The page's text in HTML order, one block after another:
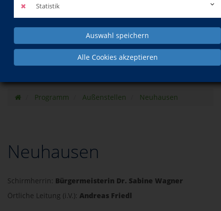
Statistik
Auswahl speichern
Alle Cookies akzeptieren
Programm Außenstellen Neuhausen
Neuhausen
Schirmherrin: Bürgermeisterin Dr. Sabine Wagner
Örtliche Leitung (i.V.): Andreas Friedl